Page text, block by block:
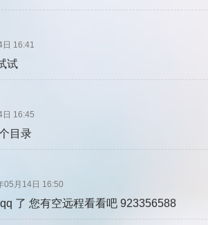
16:41
试
日 16:45
目录
05月14日 16:50
了 您有空远程看看吧 923356588